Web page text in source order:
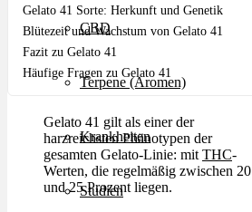
CBD
Terpene (Aromen)
Krankheiten
Studien
Gelato 41 Sorte: Herkunft und Genetik
Blütezeit und Wachstum von Gelato 41
Fazit zu Gelato 41
Häufige Fragen zu Gelato 41
Gelato 41 gilt als einer der
harzreichsten Phänotypen der
gesamten Gelato-Linie: mit THC-
Werten, die regelmäßig zwischen 20
und 25 Prozent liegen.